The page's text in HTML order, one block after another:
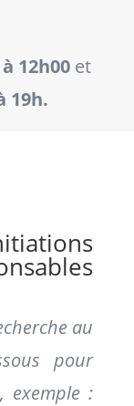
12h00 et
19h.
au
pour
exemple :